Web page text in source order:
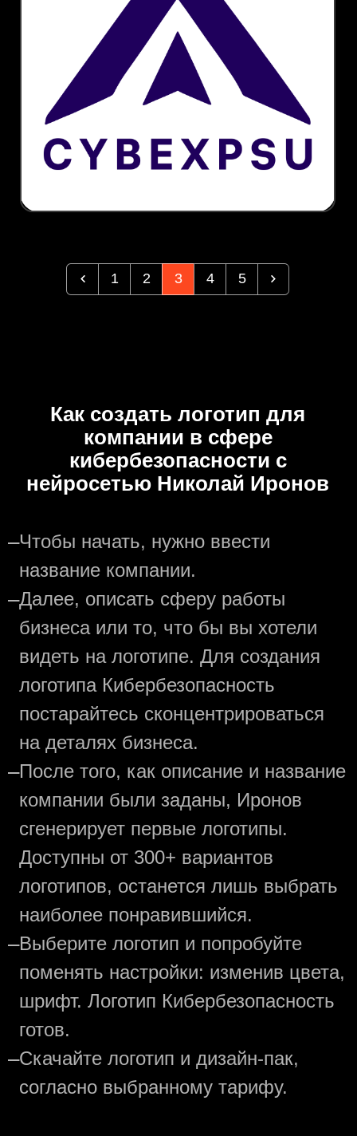
1 2 3 4 5
Как создать логотип для
компании в сфере
кибербезопасности с
нейросетью Николай Иронов
—Чтобы начать, нужно ввести
название компании.
—Далее, описать сферу работы
бизнеса или то, что бы вы хотели
видеть на логотипе. Для создания
логотипа Кибербезопасность
постарайтесь сконцентрироваться
на деталях бизнеса.
—После того, как описание и название
компании были заданы, Иронов
сгенерирует первые логотипы.
Доступны от 300+ вариантов
логотипов, останется лишь выбрать
наиболее понравившийся.
—Выберите логотип и попробуйте
поменять настройки: изменив цвета,
шрифт. Логотип Кибербезопасность
готов.
—Скачайте логотип и дизайн-пак,
согласно выбранному тарифу.